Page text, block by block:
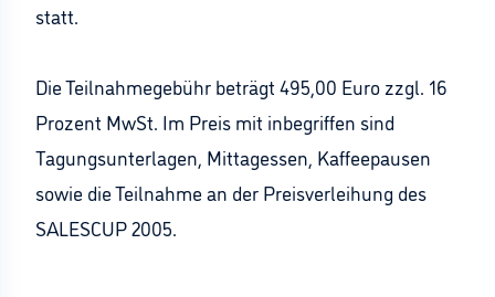
statt.
Die Teilnahmegebühr beträgt 495,00 Euro zzgl. 16
Prozent MwSt. Im Preis mit inbegriffen sind
Tagungsunterlagen, Mittagessen, Kaffeepausen
sowie die Teilnahme an der Preisverleihung des
SALESCUP 2005.